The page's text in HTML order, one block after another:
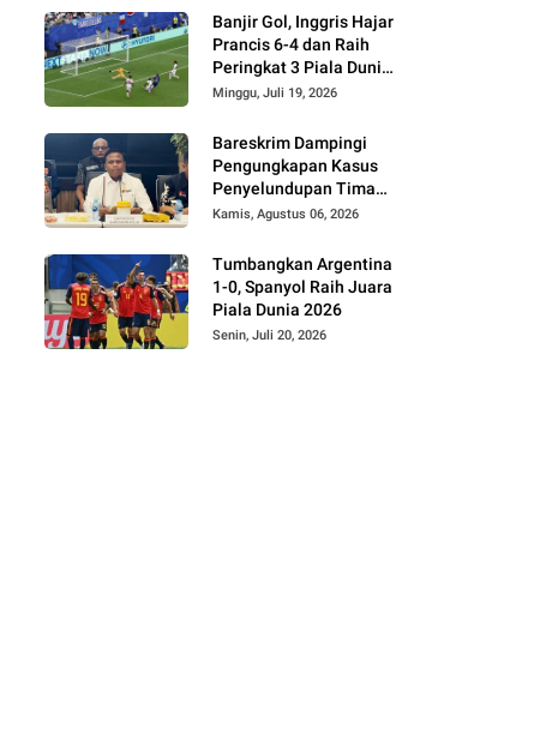
Banjir Gol, Inggris Hajar
Prancis 6-4 dan Raih
Peringkat 3 Piala Dunia
2026
Minggu, Juli 19, 2026
Bareskrim Dampingi
Pengungkapan Kasus
Penyelundupan Timah
dari Babel ke Malaysia
Kamis, Agustus 06, 2026
Tumbangkan Argentina
1-0, Spanyol Raih Juara
Piala Dunia 2026
Senin, Juli 20, 2026